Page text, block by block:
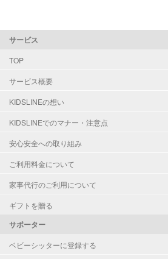
サービス
TOP
サービス概要
KIDSLINEの想い
KIDSLINEでのマナー・注意点
安心安全への取り組み
ご利用料金について
家事代行のご利用について
ギフトを贈る
サポーター
ベビーシッターに登録する